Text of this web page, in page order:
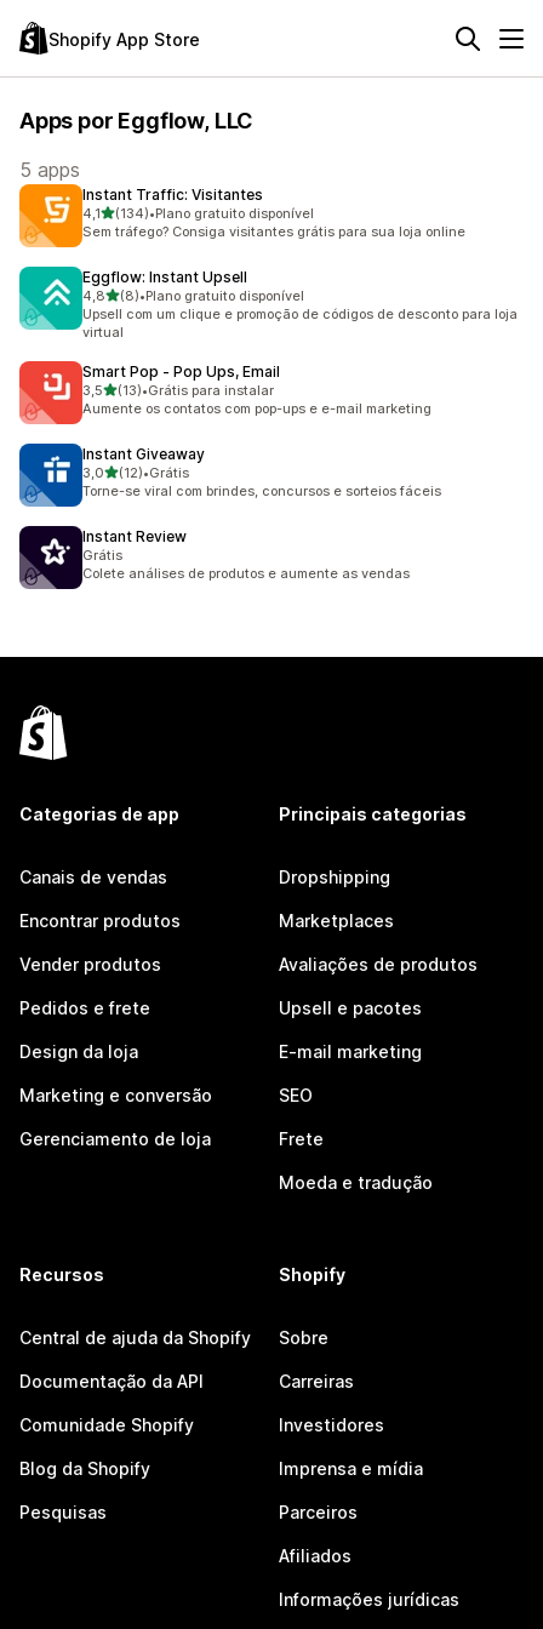
Shopify App Store
Apps por Eggflow, LLC
5 apps
Instant Traffic: Visitantes
4,1de 5 estrelas
(134)
134 avaliações ao todo
•Plano gratuito disponível
Sem tráfego? Consiga visitantes grátis para sua loja online
Eggflow: Instant Upsell
4,8de 5 estrelas
(8)
8 avaliações ao todo
•Plano gratuito disponível
Upsell com um clique e promoção de códigos de desconto para loja
virtual
Smart Pop ‑ Pop Ups, Email
3,5de 5 estrelas
(13)
13 avaliações ao todo
•Grátis para instalar
Aumente os contatos com pop-ups e e-mail marketing
Instant Giveaway
3,0de 5 estrelas
(12)
12 avaliações ao todo
•Grátis
Torne-se viral com brindes, concursos e sorteios fáceis
Instant Review
Grátis
Colete análises de produtos e aumente as vendas
Categorias de app
Canais de vendas
Encontrar produtos
Vender produtos
Pedidos e frete
Design da loja
Marketing e conversão
Gerenciamento de loja
Principais categorias
Dropshipping
Marketplaces
Avaliações de produtos
Upsell e pacotes
E-mail marketing
SEO
Frete
Moeda e tradução
Recursos
Central de ajuda da Shopify
Documentação da API
Comunidade Shopify
Blog da Shopify
Pesquisas
Shopify
Sobre
Carreiras
Investidores
Imprensa e mídia
Parceiros
Afiliados
Informações jurídicas